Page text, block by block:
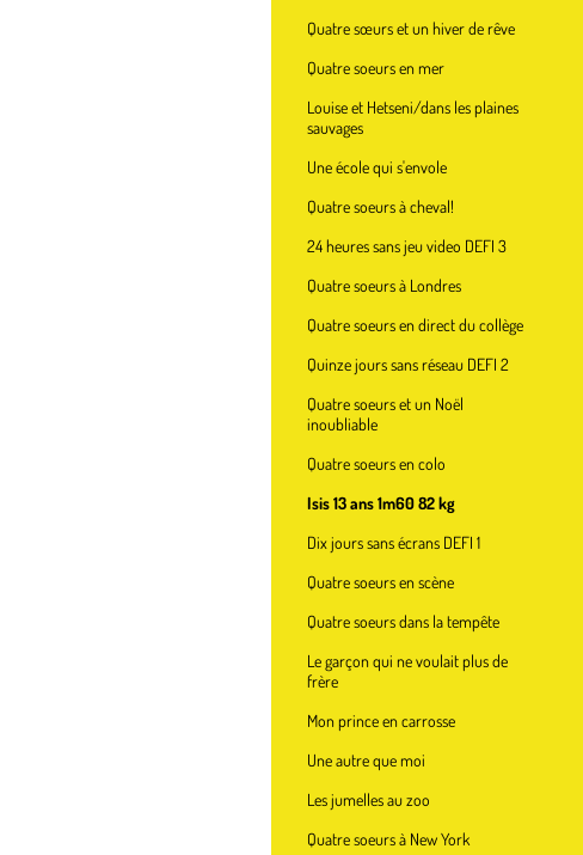
Quatre sœurs et un hiver de rêve
Quatre soeurs en mer
Louise et Hetseni/dans les plaines
sauvages
Une école qui s'envole
Quatre soeurs à cheval!
24 heures sans jeu video DEFI 3
Quatre soeurs à Londres
Quatre soeurs en direct du collège
Quinze jours sans réseau DEFI 2
Quatre soeurs et un Noël
inoubliable
Quatre soeurs en colo
Isis 13 ans 1m60 82 kg
Dix jours sans écrans DEFI 1
Quatre soeurs en scène
Quatre soeurs dans la tempête
Le garçon qui ne voulait plus de
frère
Mon prince en carrosse
Une autre que moi
Les jumelles au zoo
Quatre soeurs à New York